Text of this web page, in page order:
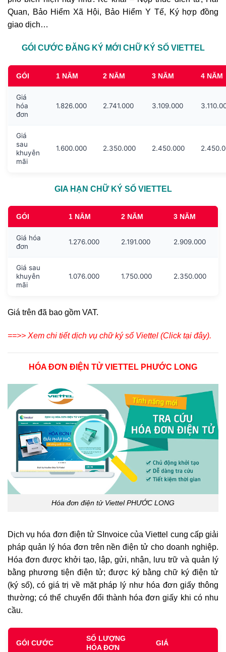
Quan, Bảo Hiểm Xã Hội, Bảo Hiểm Y Tế, Ký hợp đồng
giao dịch…
GÓI CƯỚC ĐĂNG KÝ MỚI CHỮ KÝ SỐ VIETTEL
GÓI 1 NĂM 2 NĂM 3 NĂM 4 NĂM
Giá
hóa
đơn
1.826.000 2.741.000 3.109.000
Giá
sau
khuyễn
mãi
1.600.000 2.350.000 2.450.000
GIA HẠN CHỮ KÝ SỐ VIETTEL
GÓI 1 NĂM 2 NĂM 3 NĂM
Giá hóa
đơn
1.276.000 2.191.000 2.909.000
Giá sau
khuyễn
mãi
1.076.000 1.750.000 2.350.000
Giá trên đã bao gồm VAT.
==>> Xem chi tiết dịch vụ chữ ký số Viettel (Click tại đây).
HÓA ĐƠN ĐIỆN TỬ VIETTEL PHƯỚC LONG
Hóa đơn điện tử Viettel PHƯỚC LONG
Dịch vụ hóa đơn điện tử SInvoice của Viettel cung cấp giải
pháp quản lý hóa đơn trên nền điện tử cho doanh nghiệp.
Hóa đơn được khởi tạo, lập, gửi, nhận, lưu trữ và quản lý
bằng phương tiện điện tử; được ký bằng chữ ký điện tử
(ký số), có giá trị về mặt pháp lý như hóa đơn giấy thông
thường; có thể chuyển đổi thành hóa đơn giấy khi có nhu
cầu.
GÓI CƯỚC
SỐ LƯỢNG
HÓA ĐƠN
GIÁ